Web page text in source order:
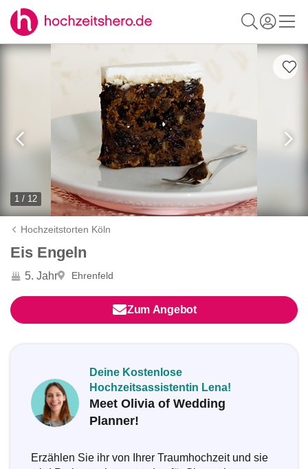
1 / 12
Hochzeitstorten Köln
Eis Engeln
5. Jahr Ehrenfeld
Zum Angebot
Deine Kostenlose
Hochzeitsassistentin Lena!
Meet Olivia of Wedding
Planner!
Erzählen Sie ihr von Ihrer Traumhochzeit und sie